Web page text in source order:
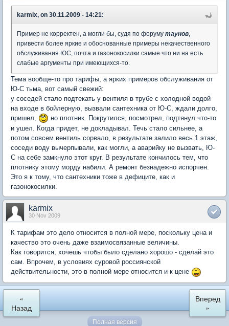
karmix, on 30.11.2009 - 14:21:
Пример не корректен, а могли бы, судя по форуму таунов
привести более яркие и обоснованные примеры некачественного
обслуживания ЮС, почта и газонокосилки самые что ни на есть
слабые аргументы при имеющихся-то.
Тема вообще-то про тарифы, а ярких примеров обслуживания от
Ю-С тьма, вот самый свежий:
у соседей стало подтекать у вентиля в трубе с холодной водой
на входе в бойлерную, вызвали сантехника от Ю-С, ждали долго,
пришел,
но плотник. Покрутился, посмотрел, подтянул что-то
и ушел. Когда придет, не докладывал. Течь стало сильнее, а
потом совсем вентиль сорвало, в результате залило весь 1 этаж,
соседи воду вычерпывали, как могли, а аварийку не вызвать, Ю-
С на себе замкнуло этот круг. В результате кончилось тем, что
плотнику этому морду набили. А ремонт безнадежно испорчен.
Это я к тому, что сантехники тоже в дефиците, как и
газонокосилки.
karmix
30 Nov 2009
К тарифам это дело относится в полной мере, поскольку цена и
качество это очень даже взаимосвязанные величины.
Как говорится, хочешь чтобы было сделано хорошо - сделай это
сам. Впрочем, в условиях суровой россиянской
действительности, это в полной мере относится и к цене
«
Назад
Вперед
»
Полная версия